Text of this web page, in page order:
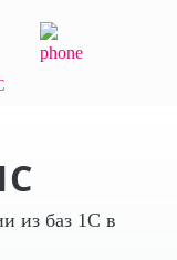
из баз 1С в